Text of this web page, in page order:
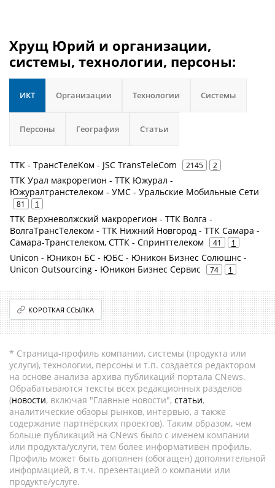
Хрущ Юрий и организации,
системы, технологии, персоны:
ИКТ Организации Технологии Системы
Персоны География Статьи
ТТК - ТрансТелеКом - JSC TransTeleCom 2145 2
ТТК Урал макрорегион - ТТК Южурал -
Южуралтранстелеком - УМС - Уральские Мобильные Сети
81 1
ТТК Верхневолжский макрорегион - ТТК Волга -
ВолгаТрансТелеком - ТТК Нижний Новгород - ТТК Самара -
Самара-Транстелеком, СТТК - Спринттелеком
41 1
Unicon - Юникон БС - ЮБС - Юникон Бизнес Солюшнс -
Unicon Outsourcing - Юникон Бизнес Сервис
74 1
КОРОТКАЯ ССЫЛКА
* Страница-профиль компании, системы (продукта или
услуги), технологии, персоны и т.п. создается редактором
на основе анализа архива публикаций портала CNews.
Обрабатываются тексты всех редакционных разделов
(новости, включая "Главные новости", статьи,
аналитические обзоры рынков, интервью, а также
содержание партнёрских проектов). Таким образом, чем
больше публикаций на CNews было с именем компании
или продукта/услуги, тем более информативен профиль.
Профиль может быть дополнен (обогащен) дополнительной
информацией, в т.ч. презентацией о компании или
продукте/услуге.